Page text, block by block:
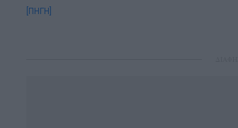
[ΠΗΓΗ]